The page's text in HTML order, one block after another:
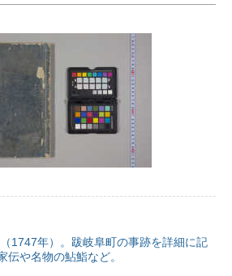
1747年）。跋岐阜町の事跡を詳細に記
伝や名物の鮎鮨など。